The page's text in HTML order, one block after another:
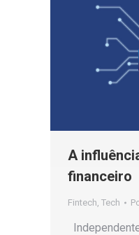
A
financeiro
Fintech, Tech